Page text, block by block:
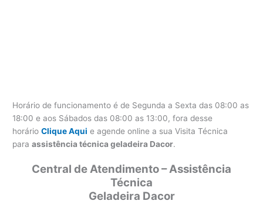
Horário de funcionamento é de Segunda a Sexta das 08:00 as
18:00 e aos Sábados das 08:00 as 13:00, fora desse
horárioClique Aqui e agende online a sua Visita Técnica
paraassistência técnica geladeira Dacor.
Central de Atendimento – Assistência
Técnica
Geladeira Dacor